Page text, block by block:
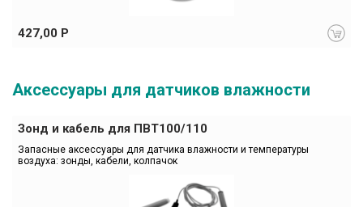
427,00 Р
Аксессуары для датчиков влажности
Зонд и кабель для ПВТ100/110
Запасные аксессуары для датчика влажности и температуры
воздуха: зонды, кабели, колпачок